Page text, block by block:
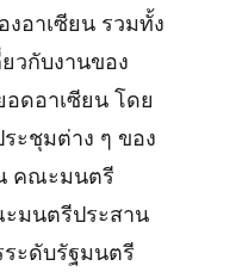
อาเซียน รวมทั้ง
วกับงานของ
ดอาเซียน โดย
ระชุมต่าง ๆ ของ
คณะมนตรี
มนตรีประสาน
ระดับรัฐมนตรี